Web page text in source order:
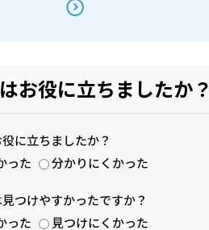
お役に立ちましたか？
に立ちましたか？
った
分かりにくかった
つけやすかったですか？
った
見つけにくかった